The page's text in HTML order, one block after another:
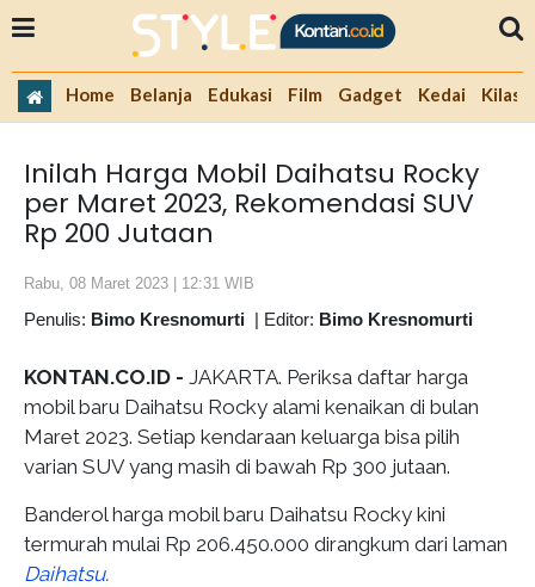
Home Belanja Edukasi Film Gadget Kedai Kilas
Inilah Harga Mobil Daihatsu Rocky
per Maret 2023, Rekomendasi SUV
Rp 200 Jutaan
Rabu, 08 Maret 2023 | 12:31 WIB
Penulis: Bimo Kresnomurti | Editor: Bimo Kresnomurti
KONTAN.CO.ID - JAKARTA. Periksa daftar harga
mobil baru Daihatsu Rocky alami kenaikan di bulan
Maret 2023. Setiap kendaraan keluarga bisa pilih
varian SUV yang masih di bawah Rp 300 jutaan.
Banderol harga mobil baru Daihatsu Rocky kini
termurah mulai Rp 206.450.000 dirangkum dari laman
Daihatsu.